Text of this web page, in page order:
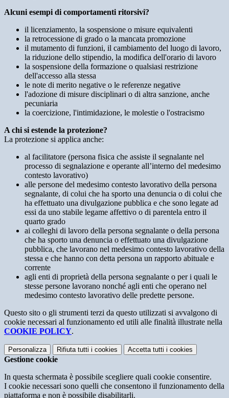
Alcuni esempi di comportamenti ritorsivi?
il licenziamento, la sospensione o misure equivalenti
la retrocessione di grado o la mancata promozione
il mutamento di funzioni, il cambiamento del luogo di lavoro,
la riduzione dello stipendio, la modifica dell'orario di lavoro
la sospensione della formazione o qualsiasi restrizione
dell'accesso alla stessa
le note di merito negative o le referenze negative
l'adozione di misure disciplinari o di altra sanzione, anche
pecuniaria
la coercizione, l'intimidazione, le molestie o l'ostracismo
A chi si estende la protezione?
La protezione si applica anche:
al facilitatore (persona fisica che assiste il segnalante nel
processo di segnalazione e operante all’interno del medesimo
contesto lavorativo)
alle persone del medesimo contesto lavorativo della persona
segnalante, di colui che ha sporto una denuncia o di colui che
ha effettuato una divulgazione pubblica e che sono legate ad
essi da uno stabile legame affettivo o di parentela entro il
quarto grado
ai colleghi di lavoro della persona segnalante o della persona
che ha sporto una denuncia o effettuato una divulgazione
pubblica, che lavorano nel medesimo contesto lavorativo della
stessa e che hanno con detta persona un rapporto abituale e
corrente
agli enti di proprietà della persona segnalante o per i quali le
stesse persone lavorano nonché agli enti che operano nel
medesimo contesto lavorativo delle predette persone.
Questo sito o gli strumenti terzi da questo utilizzati si avvalgono di
cookie necessari al funzionamento ed utili alle finalità illustrate nella
COOKIE POLICY.
Personalizza Rifiuta tutti i cookies Accetta tutti i cookies
Gestione cookie
In questa schermata è possibile scegliere quali cookie consentire.
I cookie necessari sono quelli che consentono il funzionamento della
piattaforma e non è possibile disabilitarli.